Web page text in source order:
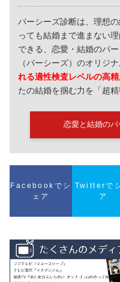
パーシーズ診断は、理想
っても結婚まで進まない
できる、恋愛・結婚のパ
（パーシーズ）のオリジ
れる適性検査レベルの高
たの結婚を掴む力を「超
恋愛と結婚の
Facebookでシ
ェア
Twitterで
ア